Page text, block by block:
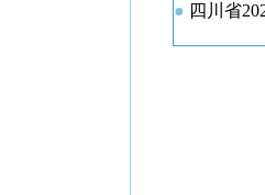
四川省
式发布